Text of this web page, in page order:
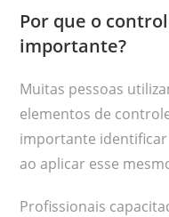
Por que o
importante?
Muitas pessoas
elementos de
importante
ao aplicar esse
Profissionais